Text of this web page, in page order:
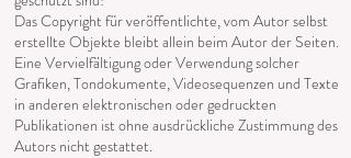
Das Copyright für veröffentlichte, vom Autor selbst
erstellte Objekte bleibt allein beim Autor der Seiten.
Eine Vervielfältigung oder Verwendung solcher
Grafiken, Tondokumente, Videosequenzen und Texte
in anderen elektronischen oder gedruckten
Publikationen ist ohne ausdrückliche Zustimmung des
Autors nicht gestattet.